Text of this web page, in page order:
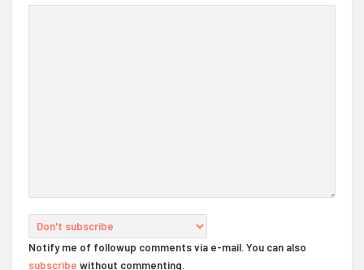
Notify me of followup comments via e-mail. You can also
subscribe without commenting.